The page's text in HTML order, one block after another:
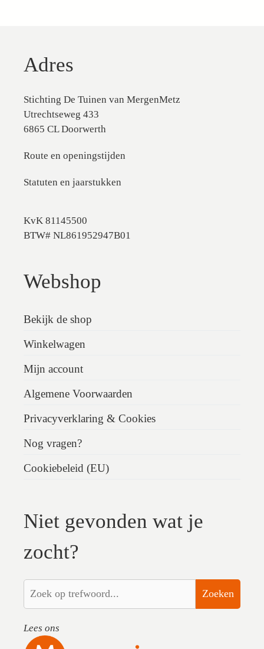
Adres
Stichting De Tuinen van MergenMetz
Utrechtseweg 433
6865 CL Doorwerth
Route en openingstijden
Statuten en jaarstukken
KvK 81145500
BTW# NL861952947B01
Webshop
Bekijk de shop
Winkelwagen
Mijn account
Algemene Voorwaarden
Privacyverklaring & Cookies
Nog vragen?
Cookiebeleid (EU)
Niet gevonden wat je
zocht?
Zoeken
Lees ons